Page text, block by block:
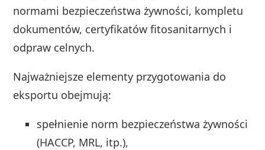
normami bezpieczeństwa żywności, kompletu
dokumentów, certyfikatów fitosanitarnych i
odpraw celnych.
Najważniejsze elementy przygotowania do
eksportu obejmują:
spełnienie norm bezpieczeństwa żywności
(HACCP, MRL, itp.),